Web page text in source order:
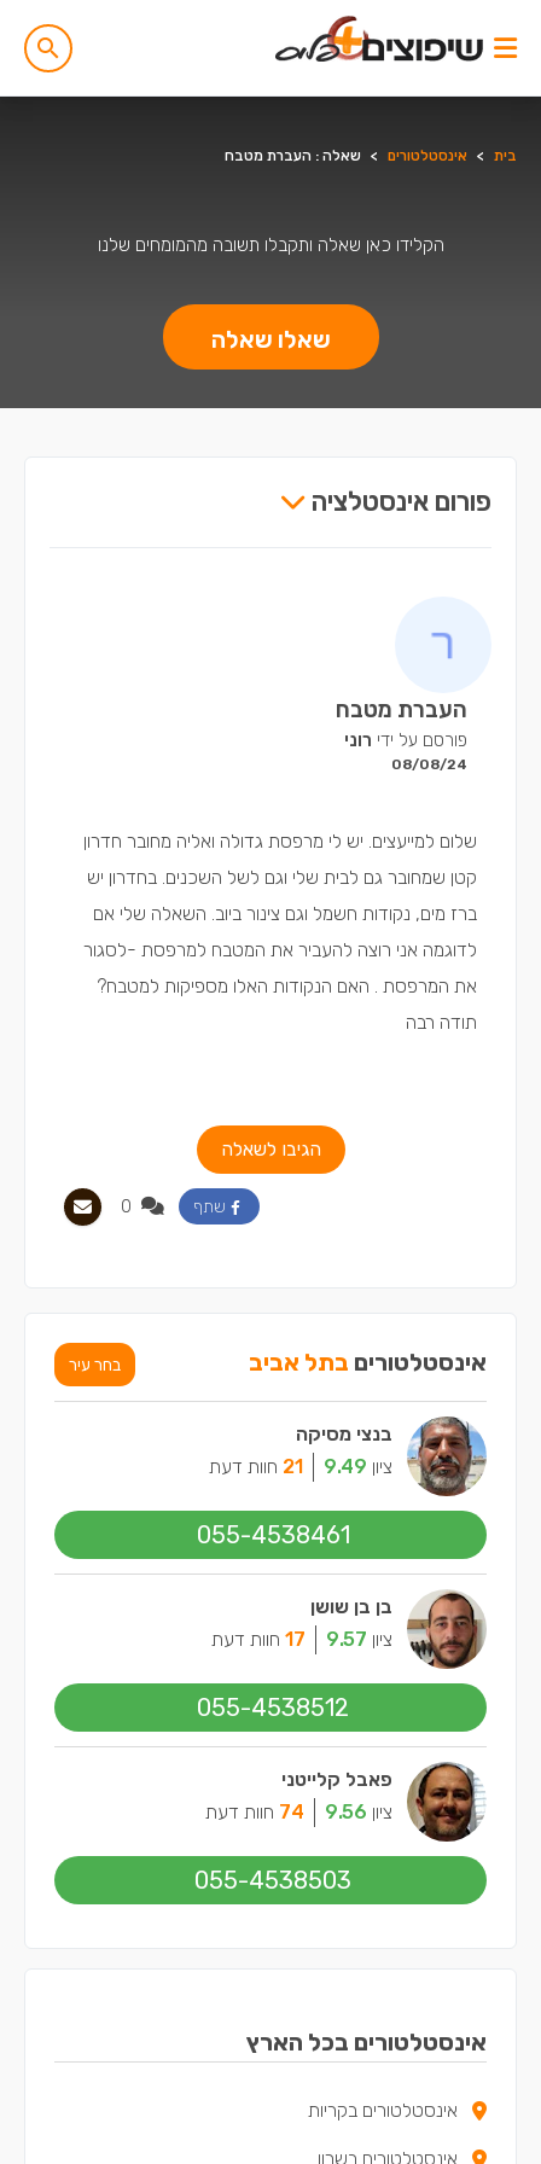
בית > אינסטלטורים > שאלה : העברת מטבח
הקלידו כאן שאלה ותקבלו תשובה מהמומחים שלנו
שאלו שאלה
פורום אינסטלציה
העברת מטבח
פורסם על ידי רוני
08/08/24
שלום למייעצים. יש לי מרפסת גדולה ואליה מחובר חדרון
קטן שמחובר גם לבית שלי וגם לשל השכנים. בחדרון יש
ברז מים, נקודות חשמל וגם צינור ביוב. השאלה שלי אם
לדוגמה אני רוצה להעביר את המטבח למרפסת -לסגור
את המרפסת . האם הנקודות האלו מספיקות למטבח?
תודה רבה
הגיבו לשאלה
שתף
אינסטלטורים בתל אביב בחר עיר
בנצי מסיקה
ציון 9.49
21 חוות דעת
055-4538461
בן בן שושן
ציון 9.57
17 חוות דעת
055-4538512
פאבל קלייטני
ציון 9.56
74 חוות דעת
055-4538503
אינסטלטורים בכל הארץ
אינסטלטורים בקריות
אינסטלטורים בשרון